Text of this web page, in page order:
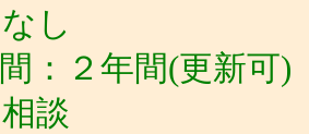
し
：２年間(更新可)
談